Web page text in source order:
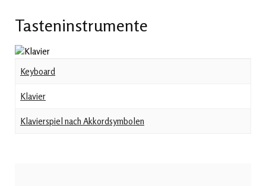
Tasteninstrumente
Keyboard
Klavier
Klavierspiel nach Akkordsymbolen